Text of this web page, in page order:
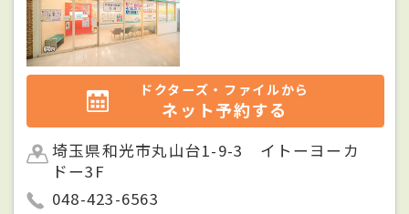
ドクターズ・ファイルから
ネット予約する
埼玉県和光市丸山台1-9-3 イトーヨーカ
ドー3F
048-423-6563